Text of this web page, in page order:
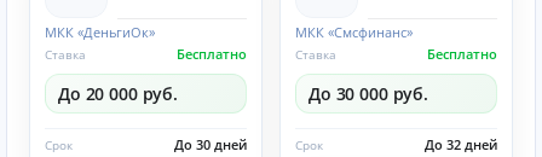
МКК «ДеньгиОк»
Бесплатно
Ставка
До 20 000 руб.
До 30 дней
Срок
МКК «Смсфинанс»
Бесплатно
Ставка
До 30 000 руб.
До 32 дней
Срок